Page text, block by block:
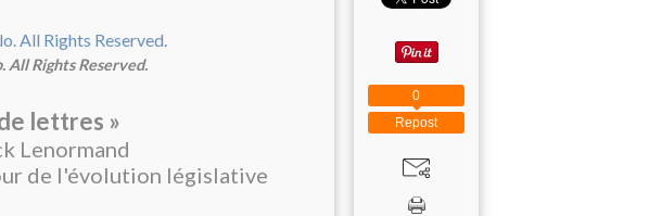
All Rights Reserved.
lettres »
Lenormand
de l'évolution législative
Repost
0